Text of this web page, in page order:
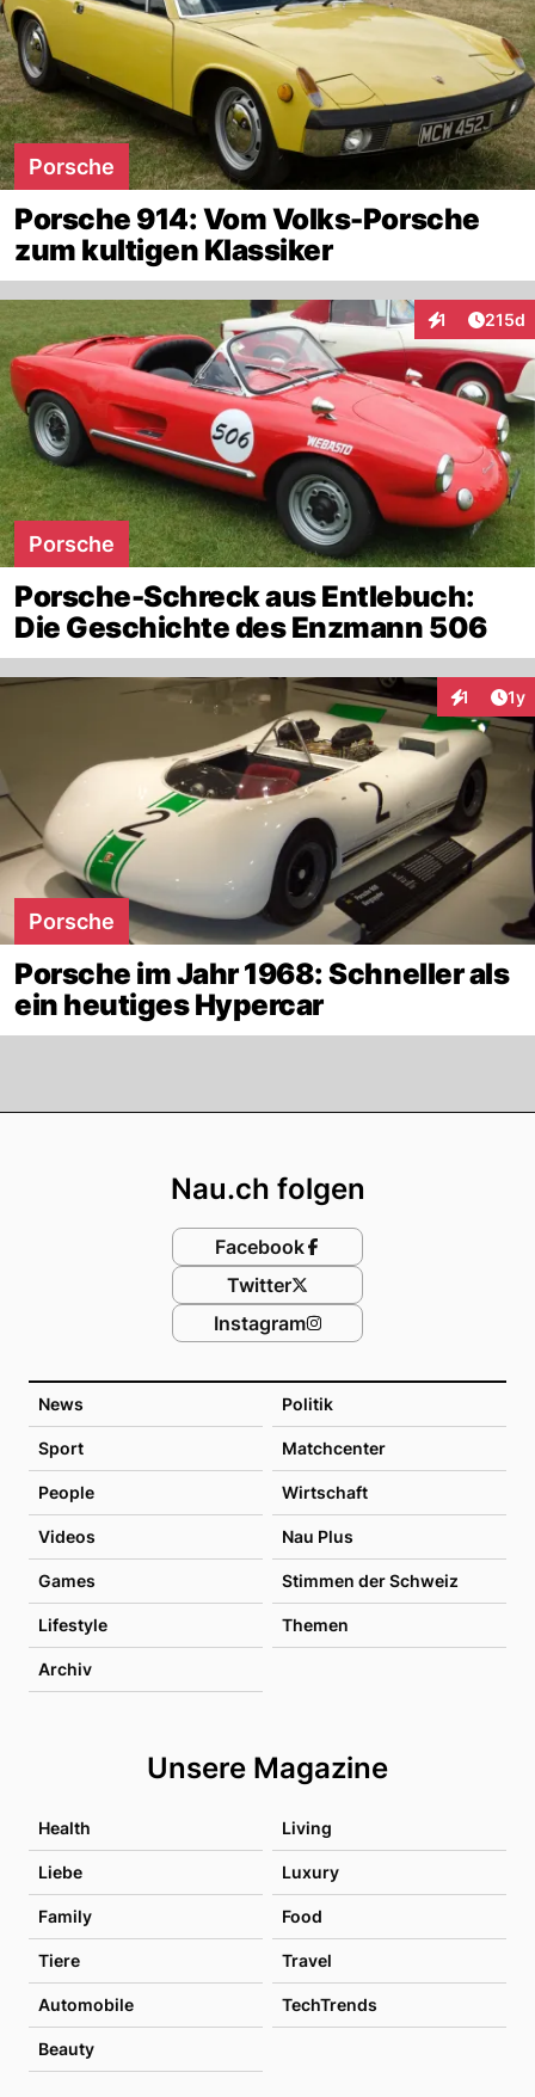
Porsche
Porsche 914: Vom Volks-Porsche
zum kultigen Klassiker
1
Interaktionen
215d
Porsche
Porsche-Schreck aus Entlebuch:
Die Geschichte des Enzmann 506
1 1y
Porsche
Porsche im Jahr 1968: Schneller als
ein heutiges Hypercar
News Politik
Sport Matchcenter
People Wirtschaft
Videos Nau Plus
Games Stimmen der Schweiz
Lifestyle Themen
Archiv
Unsere Magazine
Health Living
Liebe Luxury
Family Food
Tiere Travel
Automobile TechTrends
Beauty
Nau.ch folgen
Facebook
Twitter
Instagram